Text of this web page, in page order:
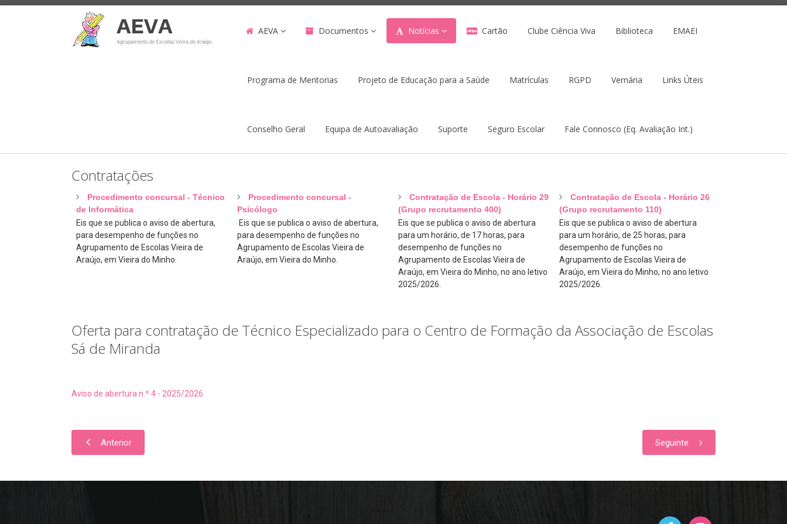
AEVA Documentos Notícias Cartão Clube Ciência Viva Biblioteca EMAEI
Programa de Mentorias Projeto de Educação para a Saúde Matrículas RGPD Vernária Links Úteis
Conselho Geral Equipa de Autoavaliação Suporte Seguro Escolar Fale Connosco (Eq. Avaliação Int.)
Contratações
Procedimento concursal - Técnico
de Informática
Eis que se publica o aviso de abertura,
para desempenho de funções no
Agrupamento de Escolas Vieira de
Araújo, em Vieira do Minho.
Procedimento concursal -
Psicólogo
Eis que se publica o aviso de abertura,
para desempenho de funções no
Agrupamento de Escolas Vieira de
Araújo, em Vieira do Minho.
Contratação de Escola - Horário 29
(Grupo recrutamento 400)
Eis que se publica o aviso de abertura
para um horário, de 17 horas, para
desempenho de funções no
Agrupamento de Escolas Vieira de
Araújo, em Vieira do Minho, no ano letivo
2025/2026.
Contratação de Escola - Horário 26
(Grupo recrutamento 110)
Eis que se publica o aviso de abertura
para um horário, de 25 horas, para
desempenho de funções no
Agrupamento de Escolas Vieira de
Araújo, em Vieira do Minho, no ano letivo
2025/2026.
Oferta para contratação de Técnico Especializado para o Centro de Formação da Associação de Escolas
Sá de Miranda
Aviso de abertura n.º 4 - 2025/2026
Anterior Seguinte